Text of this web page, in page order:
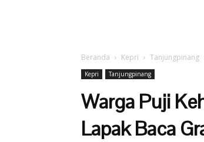
Beranda Kepri Tanjungpinang
Kepri Tanjungpinang
Warga Puji
Lapak Baca